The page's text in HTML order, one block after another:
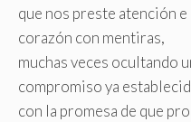
que nos preste atención
corazón con mentiras,
muchas veces ocultando
compromiso ya
con la promesa de que